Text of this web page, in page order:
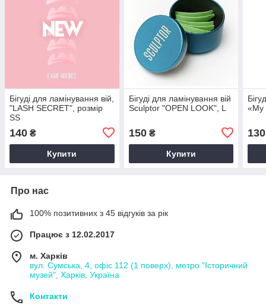
Бігуді для ламінування вій,
"LASH SECRET", розмір
SS
140 ₴
Купити
Бігуді для ламінування вій
Sculptor "OPEN LOOK", L
150₴
Купити
«My
130
Про нас
100% позитивних з 45 відгуків за рік
Працює з 12.02.2017
м. Харків
вул. Сумська, 4, офіс 112 (1 поверх), метро "Історичний
музей", Харків, Україна
Контакти